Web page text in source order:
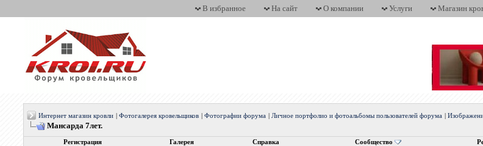
В избранное На сайт О компании Услуги Магазин
Интернет магазин кровли |Фотогалерея кровельщиков |Фотографии форума |Личное портфолио и фотоальбомы пользователей форума |
Мансарда 7лет.
Регистрация Галерея Справка Сообщество